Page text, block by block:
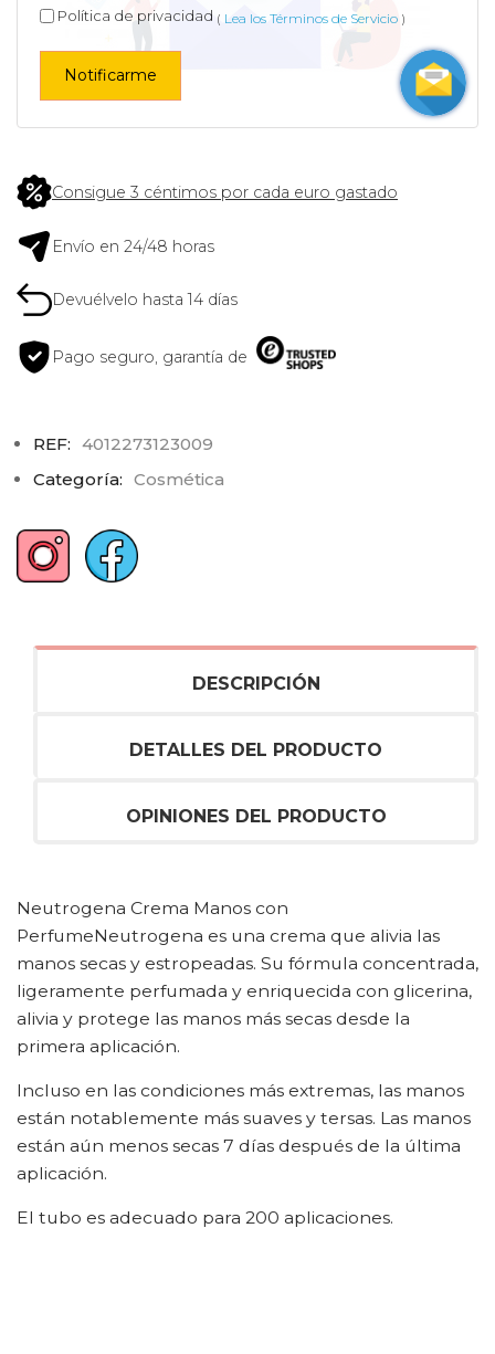
Política de privacidad ( Lea los Términos de Servicio )
Notificarme
Consigue 3 céntimos por cada euro gastado
Envío en 24/48 horas
Devuélvelo hasta 14 días
Pago seguro, garantía de
REF: 4012273123009
Categoría: Cosmética
DESCRIPCIÓN
DETALLES DEL PRODUCTO
OPINIONES DEL PRODUCTO
Neutrogena Crema Manos con
PerfumeNeutrogena es una crema que alivia las
manos secas y estropeadas. Su fórmula concentrada,
ligeramente perfumada y enriquecida con glicerina,
alivia y protege las manos más secas desde la
primera aplicación.
Incluso en las condiciones más extremas, las manos
están notablemente más suaves y tersas. Las manos
están aún menos secas 7 días después de la última
aplicación.
El tubo es adecuado para 200 aplicaciones.